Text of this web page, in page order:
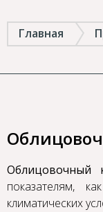
Главная
Облицовочный
показателям,
климатических